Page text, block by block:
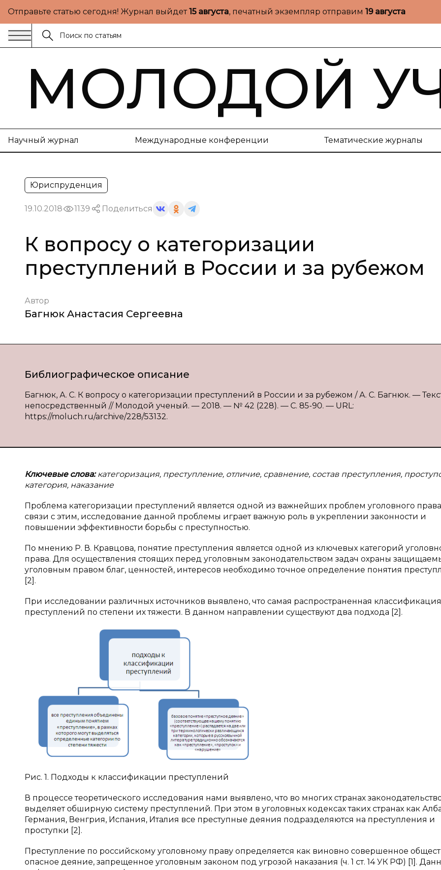
Отправьте статью сегодня! Журнал выйдет15 августа, печатный экземпляр отправим 19 августа
МОЛОДОЙ
Научный журнал Международные конференции Тематические журналы
Юриспруденция
19.10.2018 1139 Поделиться
К вопросу о категоризации
преступлений в России и за рубежом
Автор
Багнюк Анастасия Сергеевна
Библиографическое описание
Багнюк, А. С. К вопросу о категоризации преступлений в России и за рубежом / А. С. Багнюк. —
непосредственный // Молодой ученый. — 2018. — № 42 (228). — С. 85-90. — URL:
https://moluch.ru/archive/228/53132.
Ключевые слова:категоризация, преступление, отличие, сравнение, состав преступления,
категория, наказание
Проблема категоризации преступлений является одной из важнейших проблем уголовного
связи с этим, исследование данной проблемы играет важную роль в укреплении законности и
повышении эффективности борьбы с преступностью.
По мнению Р. В. Кравцова, понятие преступления является одной из ключевых категорий
права. Для осуществления стоящих перед уголовным законодательством задач охраны
уголовным правом благ, ценностей, интересов необходимо точное определение понятия
[2].
При исследовании различных источников выявлено, что самая распространенная классификация
преступлений по степени их тяжести. В данном направлении существуют два подхода [2].
Рис. 1. Подходы к классификации преступлений
В процессе теоретического исследования нами выявлено, что во многих странах
выделяет обширную систему преступлений. При этом в уголовных кодексах таких странах как
Германия, Венгрия, Испания, Италия все преступные деяния подразделяются на преступления и
проступки [2].
Преступление по российскому уголовному праву определяется как виновно совершенное
опасное деяние, запрещенное уголовным законом под угрозой наказания (ч. 1 ст. 14 УК РФ) [1].